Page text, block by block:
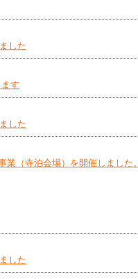
した
す
した
業（寺泊会場）を開催しました。
した